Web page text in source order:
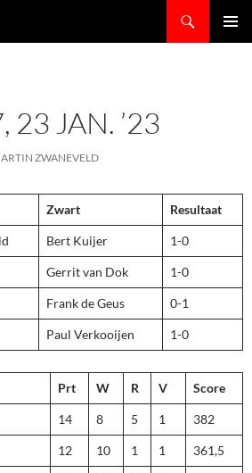
23 JAN. ’23
ZWANEVELD
Zwart Resultaat
Bert Kuijer 1-0
Gerrit van Dok 1-0
Frank de Geus 0-1
Paul Verkooijen 1-0
Prt W R V Score
14 8 5 1 382
12 10 1 1 361,5